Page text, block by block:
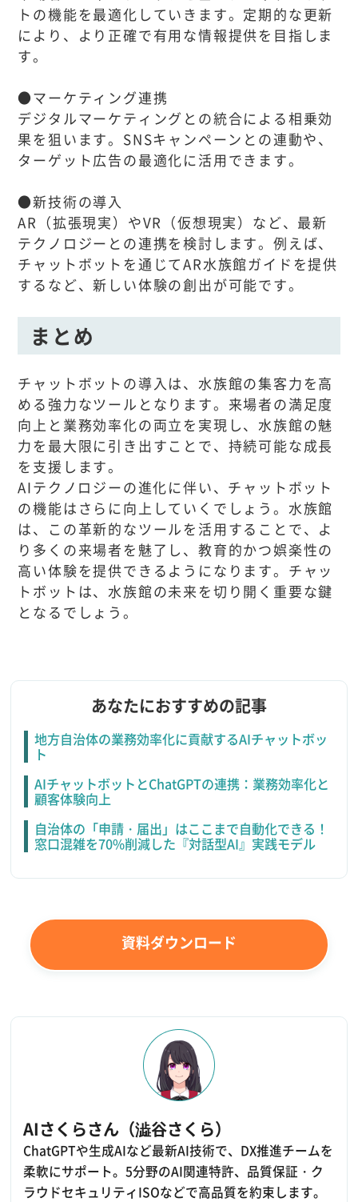
トの機能を最適化していきます。定期的な更新
により、より正確で有用な情報提供を目指しま
す。
●マーケティング連携
デジタルマーケティングとの統合による相乗効
果を狙います。SNSキャンペーンとの連動や、
ターゲット広告の最適化に活用できます。
●新技術の導入
AR（拡張現実）やVR（仮想現実）など、最新
テクノロジーとの連携を検討します。例えば、
チャットボットを通じてAR水族館ガイドを提供
するなど、新しい体験の創出が可能です。
まとめ
チャットボットの導入は、水族館の集客力を高
める強力なツールとなります。来場者の満足度
向上と業務効率化の両立を実現し、水族館の魅
力を最大限に引き出すことで、持続可能な成長
を支援します。
AIテクノロジーの進化に伴い、チャットボット
の機能はさらに向上していくでしょう。水族館
は、この革新的なツールを活用することで、よ
り多くの来場者を魅了し、教育的かつ娯楽性の
高い体験を提供できるようになります。チャッ
トボットは、水族館の未来を切り開く重要な鍵
となるでしょう。
あなたにおすすめの記事
地方自治体の業務効率化に貢献するAIチャットボッ
ト
AIチャットボットとChatGPTの連携：業務効率化と
顧客体験向上
自治体の「申請・届出」はここまで自動化できる！
窓口混雑を70%削減した『対話型AI』実践モデル
資料ダウンロード
AIさくらさん（澁谷さくら）
ChatGPTや生成AIなど最新AI技術で、DX推進チームを
柔軟にサポート。5分野のAI関連特許、品質保証・ク
ラウドセキュリティISOなどで高品質を約束します。